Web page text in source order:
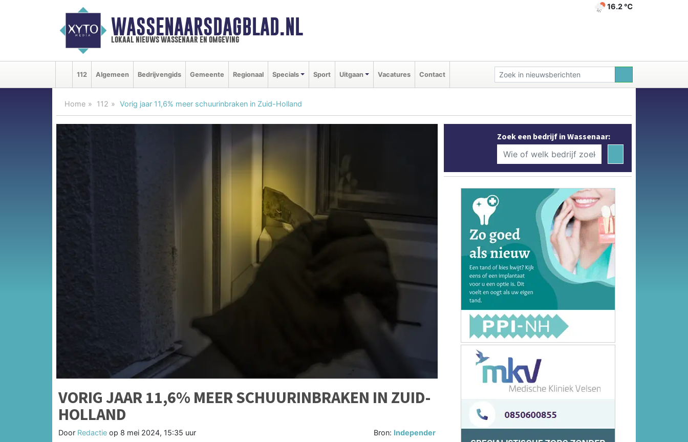
WASSENAARSDAGBLAD.NL
lokaal nieuws wassenaar en omgeving
16.2 ℃
112 Algemeen Bedrijvengids Gemeente Regionaal Specials Sport Uitgaan Vacatures Contact
Home 112 Vorig jaar 11,6% meer schuurinbraken in Zuid-Holland
VORIG JAAR 11,6% MEER SCHUURINBRAKEN IN ZUID-
HOLLAND
Door Redactie op 8 mei 2024, 15:35 uur Bron: Independer
Zoek een bedrijf in Wassenaar: